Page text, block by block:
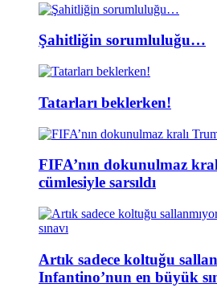
Şahitliğin sorumluluğu…
Tatarları beklerken!
FIFA’nın dokunulmaz
cümlesiyle sarsıldı
Artık sadece koltuğu
Infantino’nun en büyük